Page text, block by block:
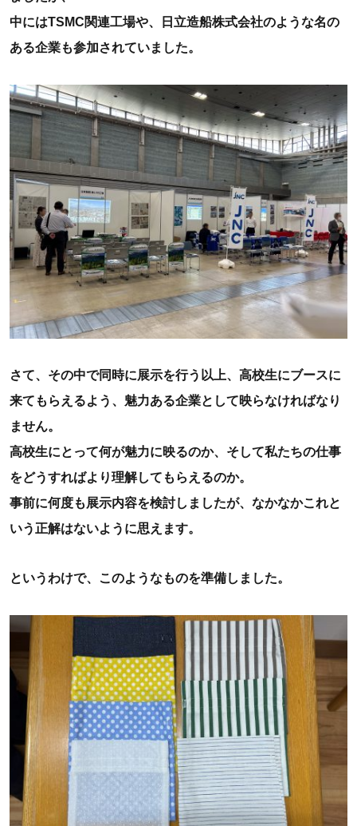
中にはTSMC関連工場や、日立造船株式会社のような名の
ある企業も参加されていました。
さて、その中で同時に展示を行う以上、高校生にブースに
来てもらえるよう、魅力ある企業として映らなければなり
ません。
高校生にとって何が魅力に映るのか、そして私たちの仕事
をどうすればより理解してもらえるのか。
事前に何度も展示内容を検討しましたが、なかなかこれと
いう正解はないように思えます。
というわけで、このようなものを準備しました。